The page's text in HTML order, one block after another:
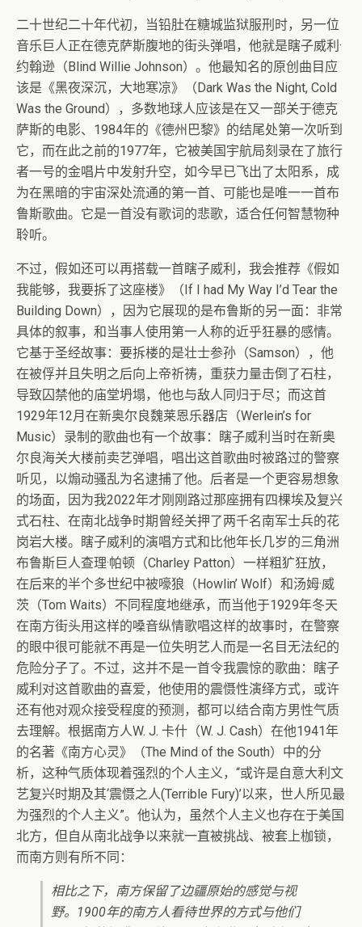
二十世纪二十年代初，当铅肚在糖城监狱服刑时，另一位
音乐巨人正在德克萨斯腹地的街头弹唱，他就是瞎子威利·
约翰逊（Blind Willie Johnson）。他最知名的原创曲目应
该是《黑夜深沉，大地寒凉》（Dark Was the Night, Cold
Was the Ground），多数地球人应该是在又一部关于德克
萨斯的电影、1984年的《德州巴黎》的结尾处第一次听到
它，而在此之前的1977年，它被美国宇航局刻录在了旅行
者一号的金唱片中发射升空，如今早已飞出了太阳系，成
为在黑暗的宇宙深处流通的第一首、可能也是唯一一首布
鲁斯歌曲。它是一首没有歌词的悲歌，适合任何智慧物种
聆听。
不过，假如还可以再搭载一首瞎子威利，我会推荐《假如
我能够，我要拆了这座楼》（If I had My Way I’d Tear the
Building Down），因为它展现的是布鲁斯的另一面：非常
具体的叙事，和当事人使用第一人称的近乎狂暴的感情。
它基于圣经故事：要拆楼的是壮士参孙（Samson），他
在被俘并且失明之后向上帝祈祷，重获力量击倒了石柱，
导致囚禁他的庙堂坍塌，他也与敌人同归于尽；而这首
1929年12月在新奥尔良魏莱恩乐器店（Werlein’s for
Music）录制的歌曲也有一个故事：瞎子威利当时在新奥
尔良海关大楼前卖艺弹唱，唱出这首歌曲时被路过的警察
听见，以煽动骚乱为名逮捕了他。后者是一个更容易想象
的场面，因为我2022年才刚刚路过那座拥有四棵埃及复兴
式石柱、在南北战争时期曾经关押了两千名南军士兵的花
岗岩大楼。瞎子威利的演唱方式和比他年长几岁的三角洲
布鲁斯巨人查理·帕顿（Charley Patton）一样粗犷狂放，
在后来的半个多世纪中被嚎狼（Howlin’ Wolf）和汤姆·威
茨（Tom Waits）不同程度地继承，而当他于1929年冬天
在南方街头用这样的嗓音纵情歌唱这样的故事时，在警察
的眼中很可能就不再是一位失明艺人而是一名目无法纪的
危险分子了。不过，这并不是一首令我震惊的歌曲：瞎子
威利对这首歌曲的喜爱，他使用的震慑性演绎方式，或许
还有他对观众接受程度的预测，都可以结合南方男性气质
去理解。根据南方人W. J. 卡什（W. J. Cash）在他1941年
的名著《南方心灵》（The Mind of the South）中的分
析，这种气质体现着强烈的个人主义，“或许是自意大利文
艺复兴时期及其‘震慑之人(Terrible Fury)’以来，世人所见最
为强烈的个人主义”。他认为，虽然个人主义也存在于美国
北方，但自从南北战争以来就一直被挑战、被套上枷锁，
而南方则有所不同：
相比之下，南方保留了边疆原始的感觉与视
野。1900年的南方人看待世界的方式与他们